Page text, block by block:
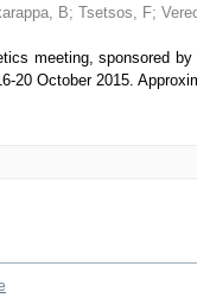
B; Tsetsos, F;
meeting, sponsored
20 October 2015.